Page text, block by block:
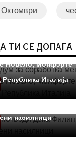
Октомври
ТИ СЕ ДОПАЃА
за соработка меѓу
Новело, Монфорте
Италија
насилници